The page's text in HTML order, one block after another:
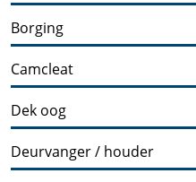
Borging
Camcleat
Dek oog
Deurvanger / houder